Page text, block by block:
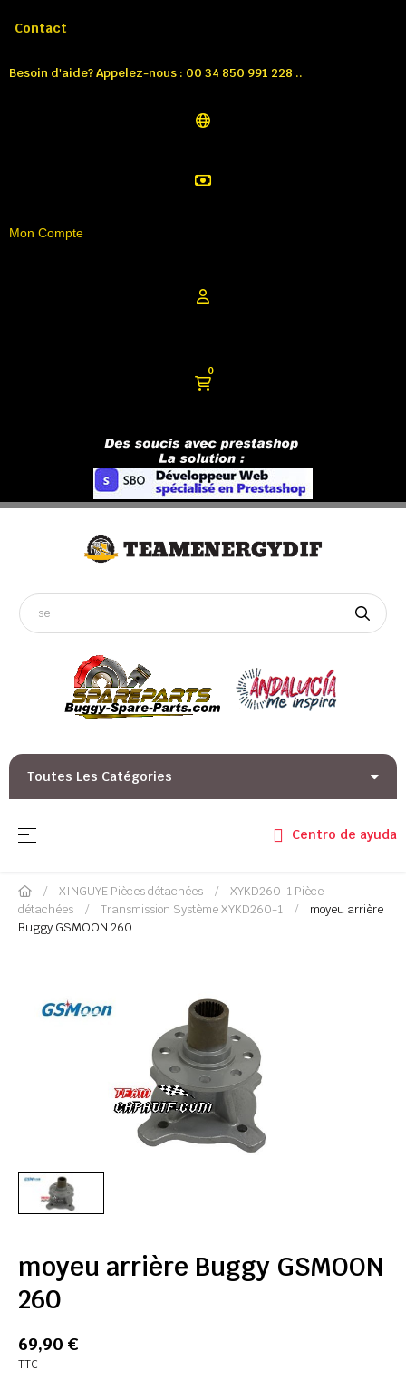
Contact
Besoin d'aide? Appelez-nous : 00 34 850 991 228 ..
Mon Compte
0
Toutes Les Catégories
Basculer la navigation
☰ Centro de ayuda
XINGUYE Pièces détachées
XYKD260-1 Pièce
détachées
Transmission Système XYKD260-1
moyeu arrière
Buggy GSMOON 260
moyeu arrière Buggy GSMOON
260
69,90 €
TTC